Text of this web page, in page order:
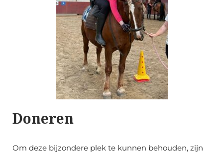
Doneren
Om deze bijzondere plek te kunnen behouden, zijn